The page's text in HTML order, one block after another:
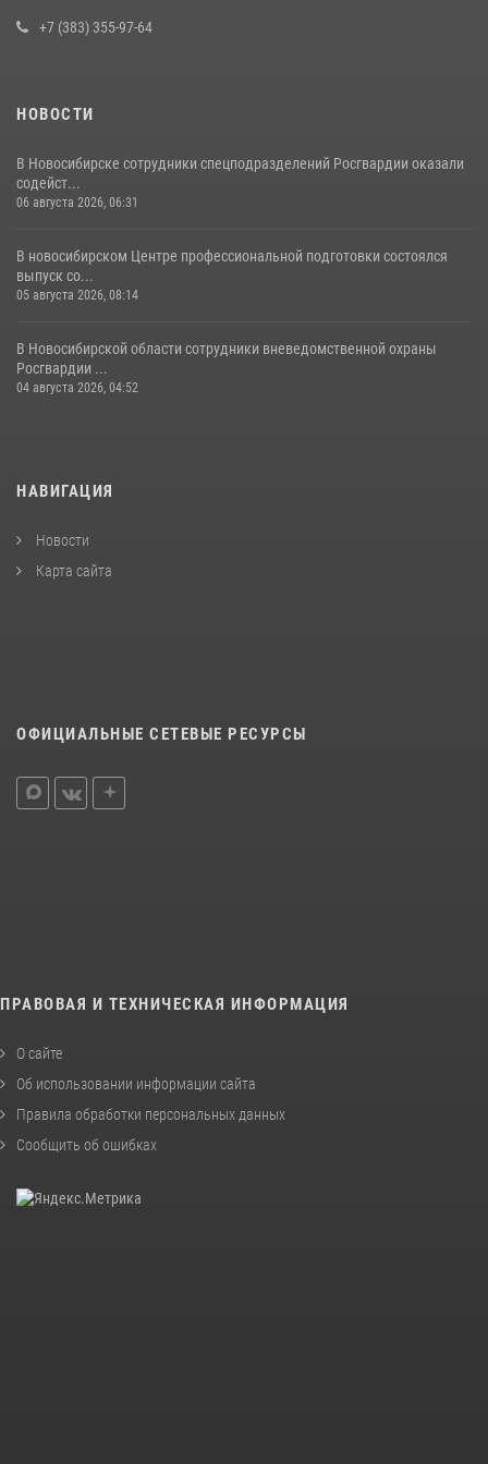
+7 (383) 355-97-64
НОВОСТИ
В Новосибирске сотрудники спецподразделений Росгвардии оказали
содейст...
06 августа 2026, 06:31
В новосибирском Центре профессиональной подготовки состоялся
выпуск со...
05 августа 2026, 08:14
В Новосибирской области сотрудники вневедомственной охраны
Росгвардии ...
04 августа 2026, 04:52
НАВИГАЦИЯ
Новости
Карта сайта
ОФИЦИАЛЬНЫЕ СЕТЕВЫЕ РЕСУРСЫ
ПРАВОВАЯ И ТЕХНИЧЕСКАЯ ИНФОРМАЦИЯ
О сайте
Об использовании информации сайта
Правила обработки персональных данных
Сообщить об ошибках